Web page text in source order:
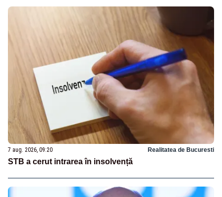
7 aug. 2026, 09:20 Realitatea de Bucuresti
STB a cerut intrarea în insolvență